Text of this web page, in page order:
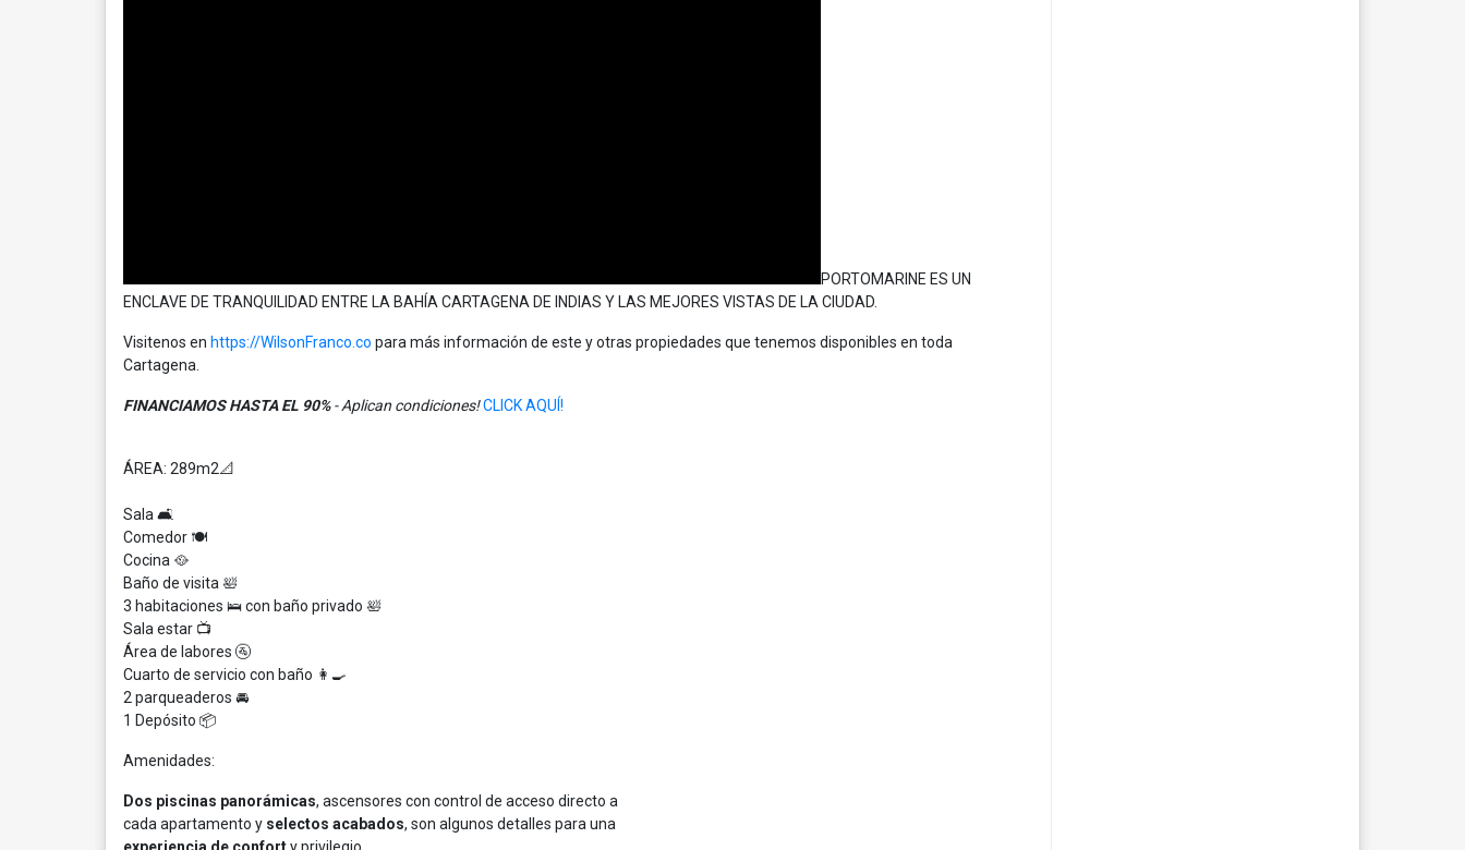
PORTOMARINE ES UN
ENCLAVE DE TRANQUILIDAD ENTRE LA BAHÍA CARTAGENA DE INDIAS Y LAS MEJORES VISTAS DE LA CIUDAD.
Visitenos en https://WilsonFranco.co para más información de este y otras propiedades que tenemos disponibles en toda
Cartagena.
FINANCIAMOS HASTA EL 90%- Aplican condiciones!CLICK AQUÍ!
ÁREA: 289m2📐
Sala 🛋️
Comedor 🍽️
Cocina 🥘
Baño de visita 🛀
3 habitaciones 🛌 con baño privado 🛀
Sala estar 📺
Área de labores 🚰
Cuarto de servicio con baño 👩‍🍳
2 parqueaderos 🚘
1 Depósito 📦
Amenidades:
Dos piscinas panorámicas, ascensores con control de acceso directo a
cada apartamento y selectos acabados, son algunos detalles para una